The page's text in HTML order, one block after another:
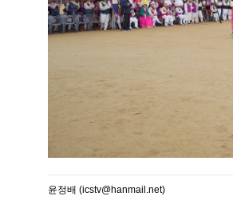
윤정배 (icstv@hanmail.net)